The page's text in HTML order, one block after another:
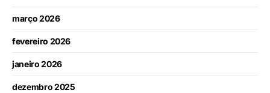
março 2026
fevereiro 2026
janeiro 2026
dezembro 2025